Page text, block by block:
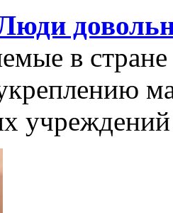
в
учреждений